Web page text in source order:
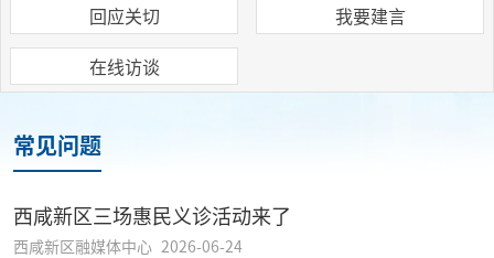
回应关切
我要建言
在线访谈
常见问题
西咸新区三场惠民义诊活动来了
西咸新区融媒体中心 2026-06-24